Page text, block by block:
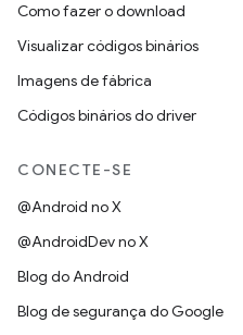
Como fazer o download
Visualizar códigos binários
Imagens de fábrica
Códigos binários do driver
CONECTE-SE
@Android no X
@AndroidDev no X
Blog do Android
Blog de segurança do Google